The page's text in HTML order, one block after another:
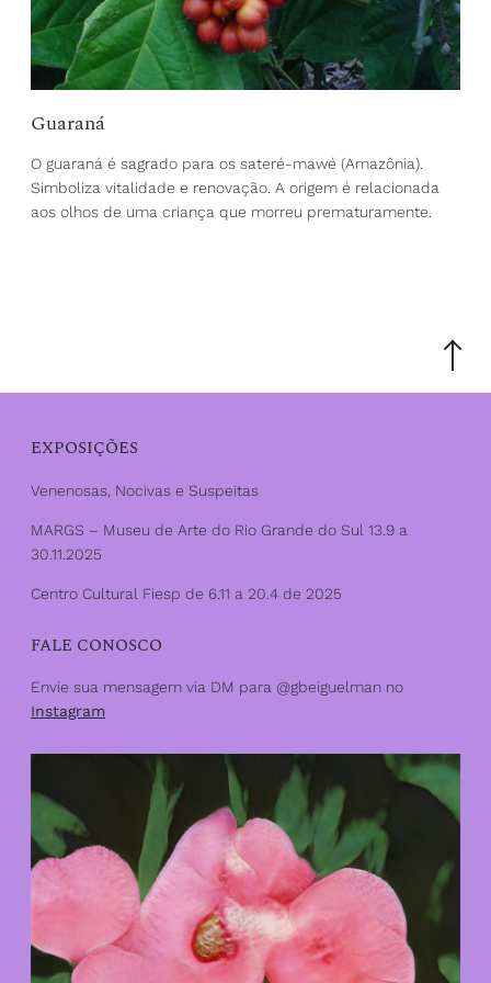
Guaraná
O guaraná é sagrado para os sateré-mawé (Amazônia).
Simboliza vitalidade e renovação. A origem é relacionada
aos olhos de uma criança que morreu prematuramente.
Scroll
the
EXPOSIÇÕES
Venenosas, Nocivas e Suspeitas
MARGS – Museu de Arte do Rio Grande do Sul 13.9 a
30.11.2025
Centro Cultural Fiesp de 6.11 a 20.4 de 2025
FALE CONOSCO
Envie sua mensagem via DM para @gbeiguelman no
Instagram